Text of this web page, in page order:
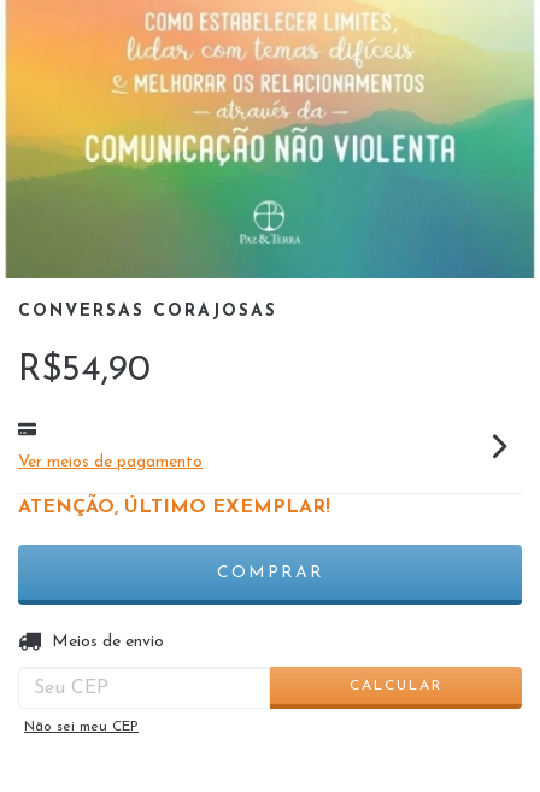
CONVERSAS CORAJOSAS
R$54,90
Ver meios de pagamento
ATENÇÃO, ÚLTIMO EXEMPLAR!
Entregas para o CEP:
Meios de envio
CALCULAR
Não sei meu CEP